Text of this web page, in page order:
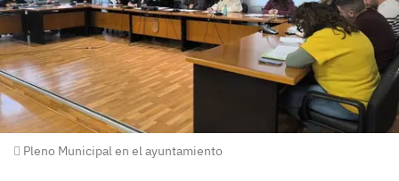
Pleno Municipal en el ayuntamiento